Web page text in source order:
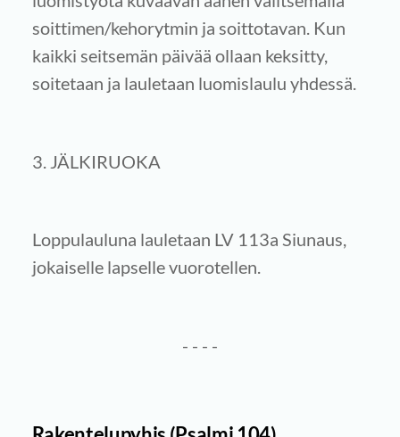
soittimen/kehorytmin ja soittotavan. Kun
kaikki seitsemän päivää ollaan keksitty,
soitetaan ja lauletaan luomislaulu yhdessä.
3. JÄLKIRUOKA
Loppulauluna lauletaan LV 113a Siunaus,
jokaiselle lapselle vuorotellen.
- - - -